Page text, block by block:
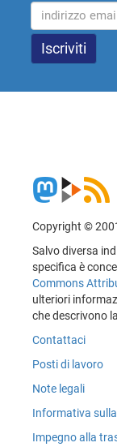
Copyright ©
Salvo diversa
specifica è
Commons
ulteriori
che descrivono
Contattaci
Posti di lavoro
Note legali
Informativa
Impegno alla